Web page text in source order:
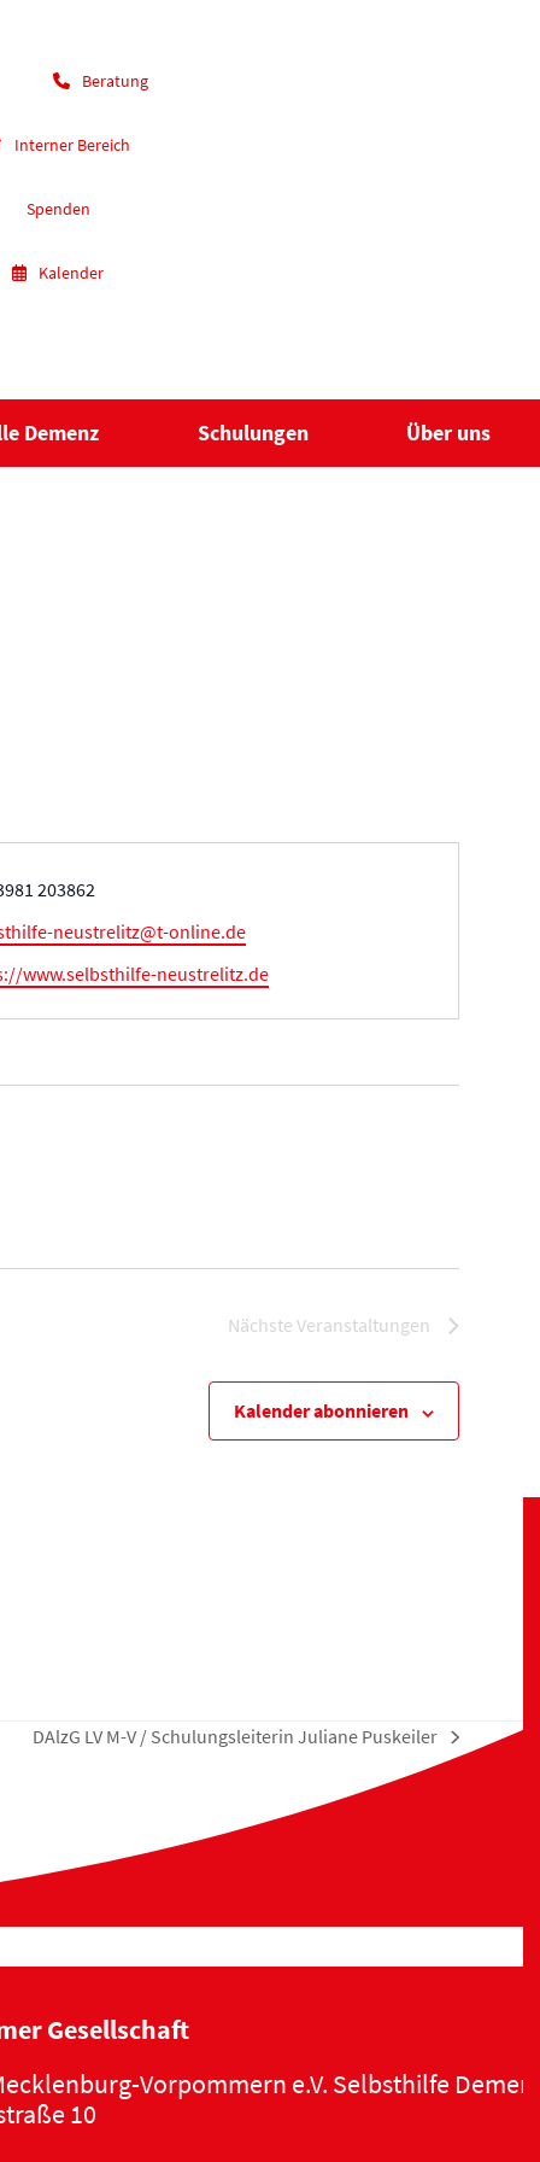
Beratung
Interner Bereich
Spenden
Kalender
Demenz Schulungen Über uns
203862
neustrelitz@t-online.de
www.selbsthilfe-neustrelitz.de
Nächste Veranstaltungen
Kalender abonnieren
Nächster
DAlzG LV M-V / Schulungsleiterin Juliane Puskeiler
Gesellschaft
Vorpommern e.V. Selbsthilfe
10